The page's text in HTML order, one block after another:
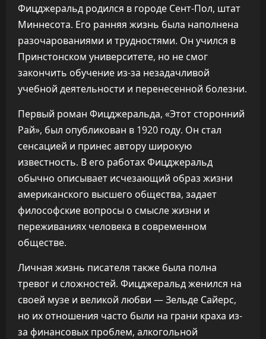
Фицджеральд родился в городе Сент-Пол, штат
Миннесота. Его ранняя жизнь была наполнена
разочарованиями и трудностями. Он учился в
Принстонском университете, но не смог
закончить обучение из-за незадачливой
учебной деятельности и перенесенной болезни.
Первый роман Фицджеральда, «Этот сторонний
Рай», был опубликован в 1920 году. Он стал
сенсацией и принес автору широкую
известность. В его работах Фицджеральд
обычно описывает исчезающий образ жизни
американского высшего общества, задает
философские вопросы о смысле жизни и
переживаниях человека в современном
обществе.
Личная жизнь писателя также была полна
тревог и сложностей. Фицджеральд женился на
своей музе и великой любви — Зельде Сайерс,
но их отношения часто были на грани краха из-
за финансовых проблем, алкогольной